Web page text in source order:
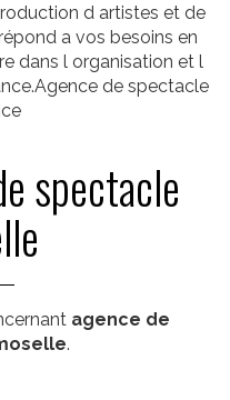
d artistes et de
a vos besoins en
dans l organisation et l
de spectacle
spectacle
agence de
.